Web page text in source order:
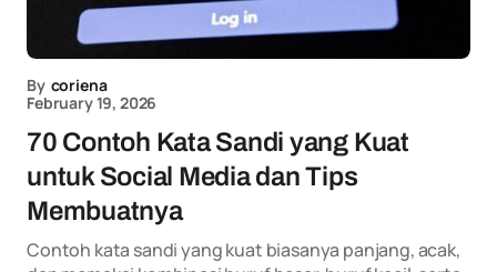
By coriena
February 19, 2026
70 Contoh Kata Sandi yang Kuat
untuk Social Media dan Tips
Membuatnya
Contoh kata sandi yang kuat biasanya panjang, acak,